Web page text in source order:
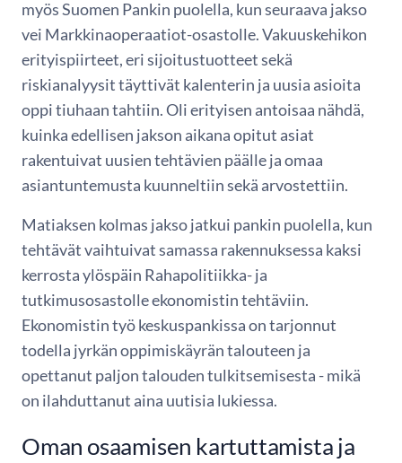
myös Suomen Pankin puolella, kun seuraava jakso
vei Markkinaoperaatiot-osastolle. Vakuuskehikon
erityispiirteet, eri sijoitustuotteet sekä
riskianalyysit täyttivät kalenterin ja uusia asioita
oppi tiuhaan tahtiin. Oli erityisen antoisaa nähdä,
kuinka edellisen jakson aikana opitut asiat
rakentuivat uusien tehtävien päälle ja omaa
asiantuntemusta kuunneltiin sekä arvostettiin.
Matiaksen kolmas jakso jatkui pankin puolella, kun
tehtävät vaihtuivat samassa rakennuksessa kaksi
kerrosta ylöspäin Rahapolitiikka- ja
tutkimusosastolle ekonomistin tehtäviin.
Ekonomistin työ keskuspankissa on tarjonnut
todella jyrkän oppimiskäyrän talouteen ja
opettanut paljon talouden tulkitsemisesta - mikä
on ilahduttanut aina uutisia lukiessa.
Oman osaamisen kartuttamista ja